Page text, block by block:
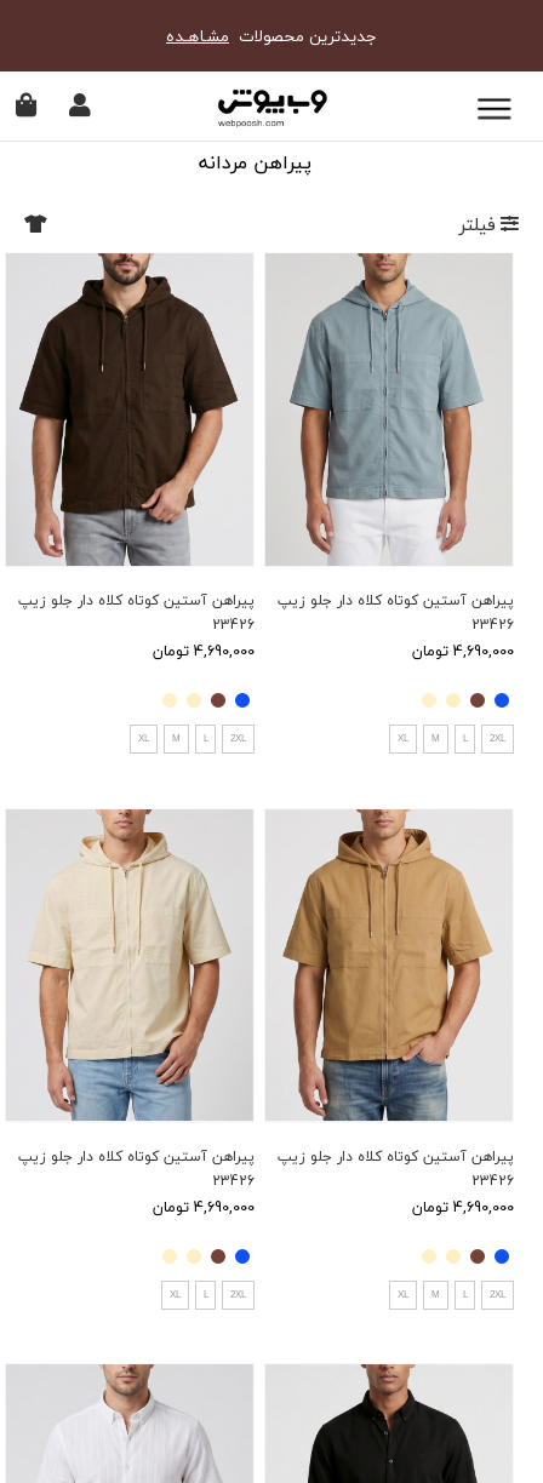
جدیدترین محصولات مشـاهـده
پیراهن مردانه
فیلتر
پیراهن آستین کوتاه کلاه دار جلو زیپ
23426
4,690,000 تومان
2XL
L
M
XL
پیراهن آستین کوتاه کلاه دار جلو زیپ
23426
4,690,000 تومان
2XL
L
M
XL
پیراهن آستین کوتاه کلاه دار جلو زیپ
23426
4,690,000 تومان
2XL
M
XL
پیراهن آستین کوتاه کلاه دار جلو زیپ
23426
4,690,000 تومان
2XL
XL